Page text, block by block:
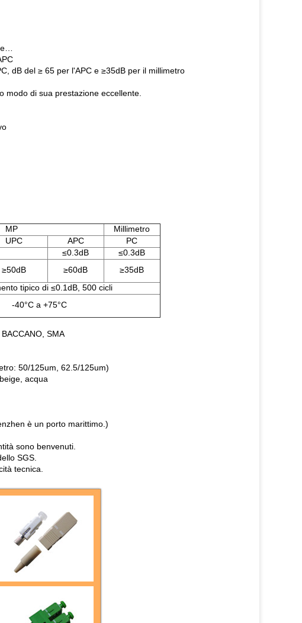
dB del ≥ 65 per l'APC e ≥35dB per il millimetro
modo di sua prestazione eccellente.
MP
Millimetro
UPC APC
PC
≤0.3dB
≤0.3dB
≥50dB ≥60dB
≥35dB
tipico di ≤0.1dB, 500 cicli
-40°C a +75°C
SMA
50/125um, 62.5/125um)
acqua
è un porto marittimo.)
sono benvenuti.
SGS.
tecnica.